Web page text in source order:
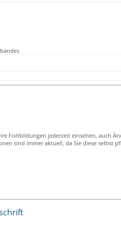
Fortbildungen jederzeit einsehen, auch
sind immer aktuell, da Sie diese selbst